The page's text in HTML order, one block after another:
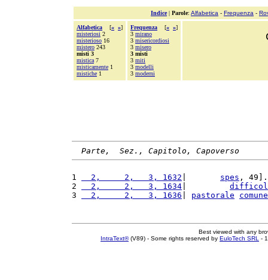
Indice| Parole: Alfabetica - Frequenza -
Alfabetica [« »]
misteriosi 2
misterioso 16
mistero 243
misti 3
mistica 7
misticamente 1
mistiche 1
Frequenza [« »]
3 mirano
3 misericordiosi
3 misero
3 misti
3 miti
3 modelli
3 moderni
Parte,  Sez., Capitolo, Capoverso
1
  2,     2,   3, 1632
spes ,
2
  2,     2,   3, 1634
3
  2,     2,   3, 1636
pastorale comune
Best viewed with any
IntraText®(V89) - Some rights reserved by EuloTech SRL -